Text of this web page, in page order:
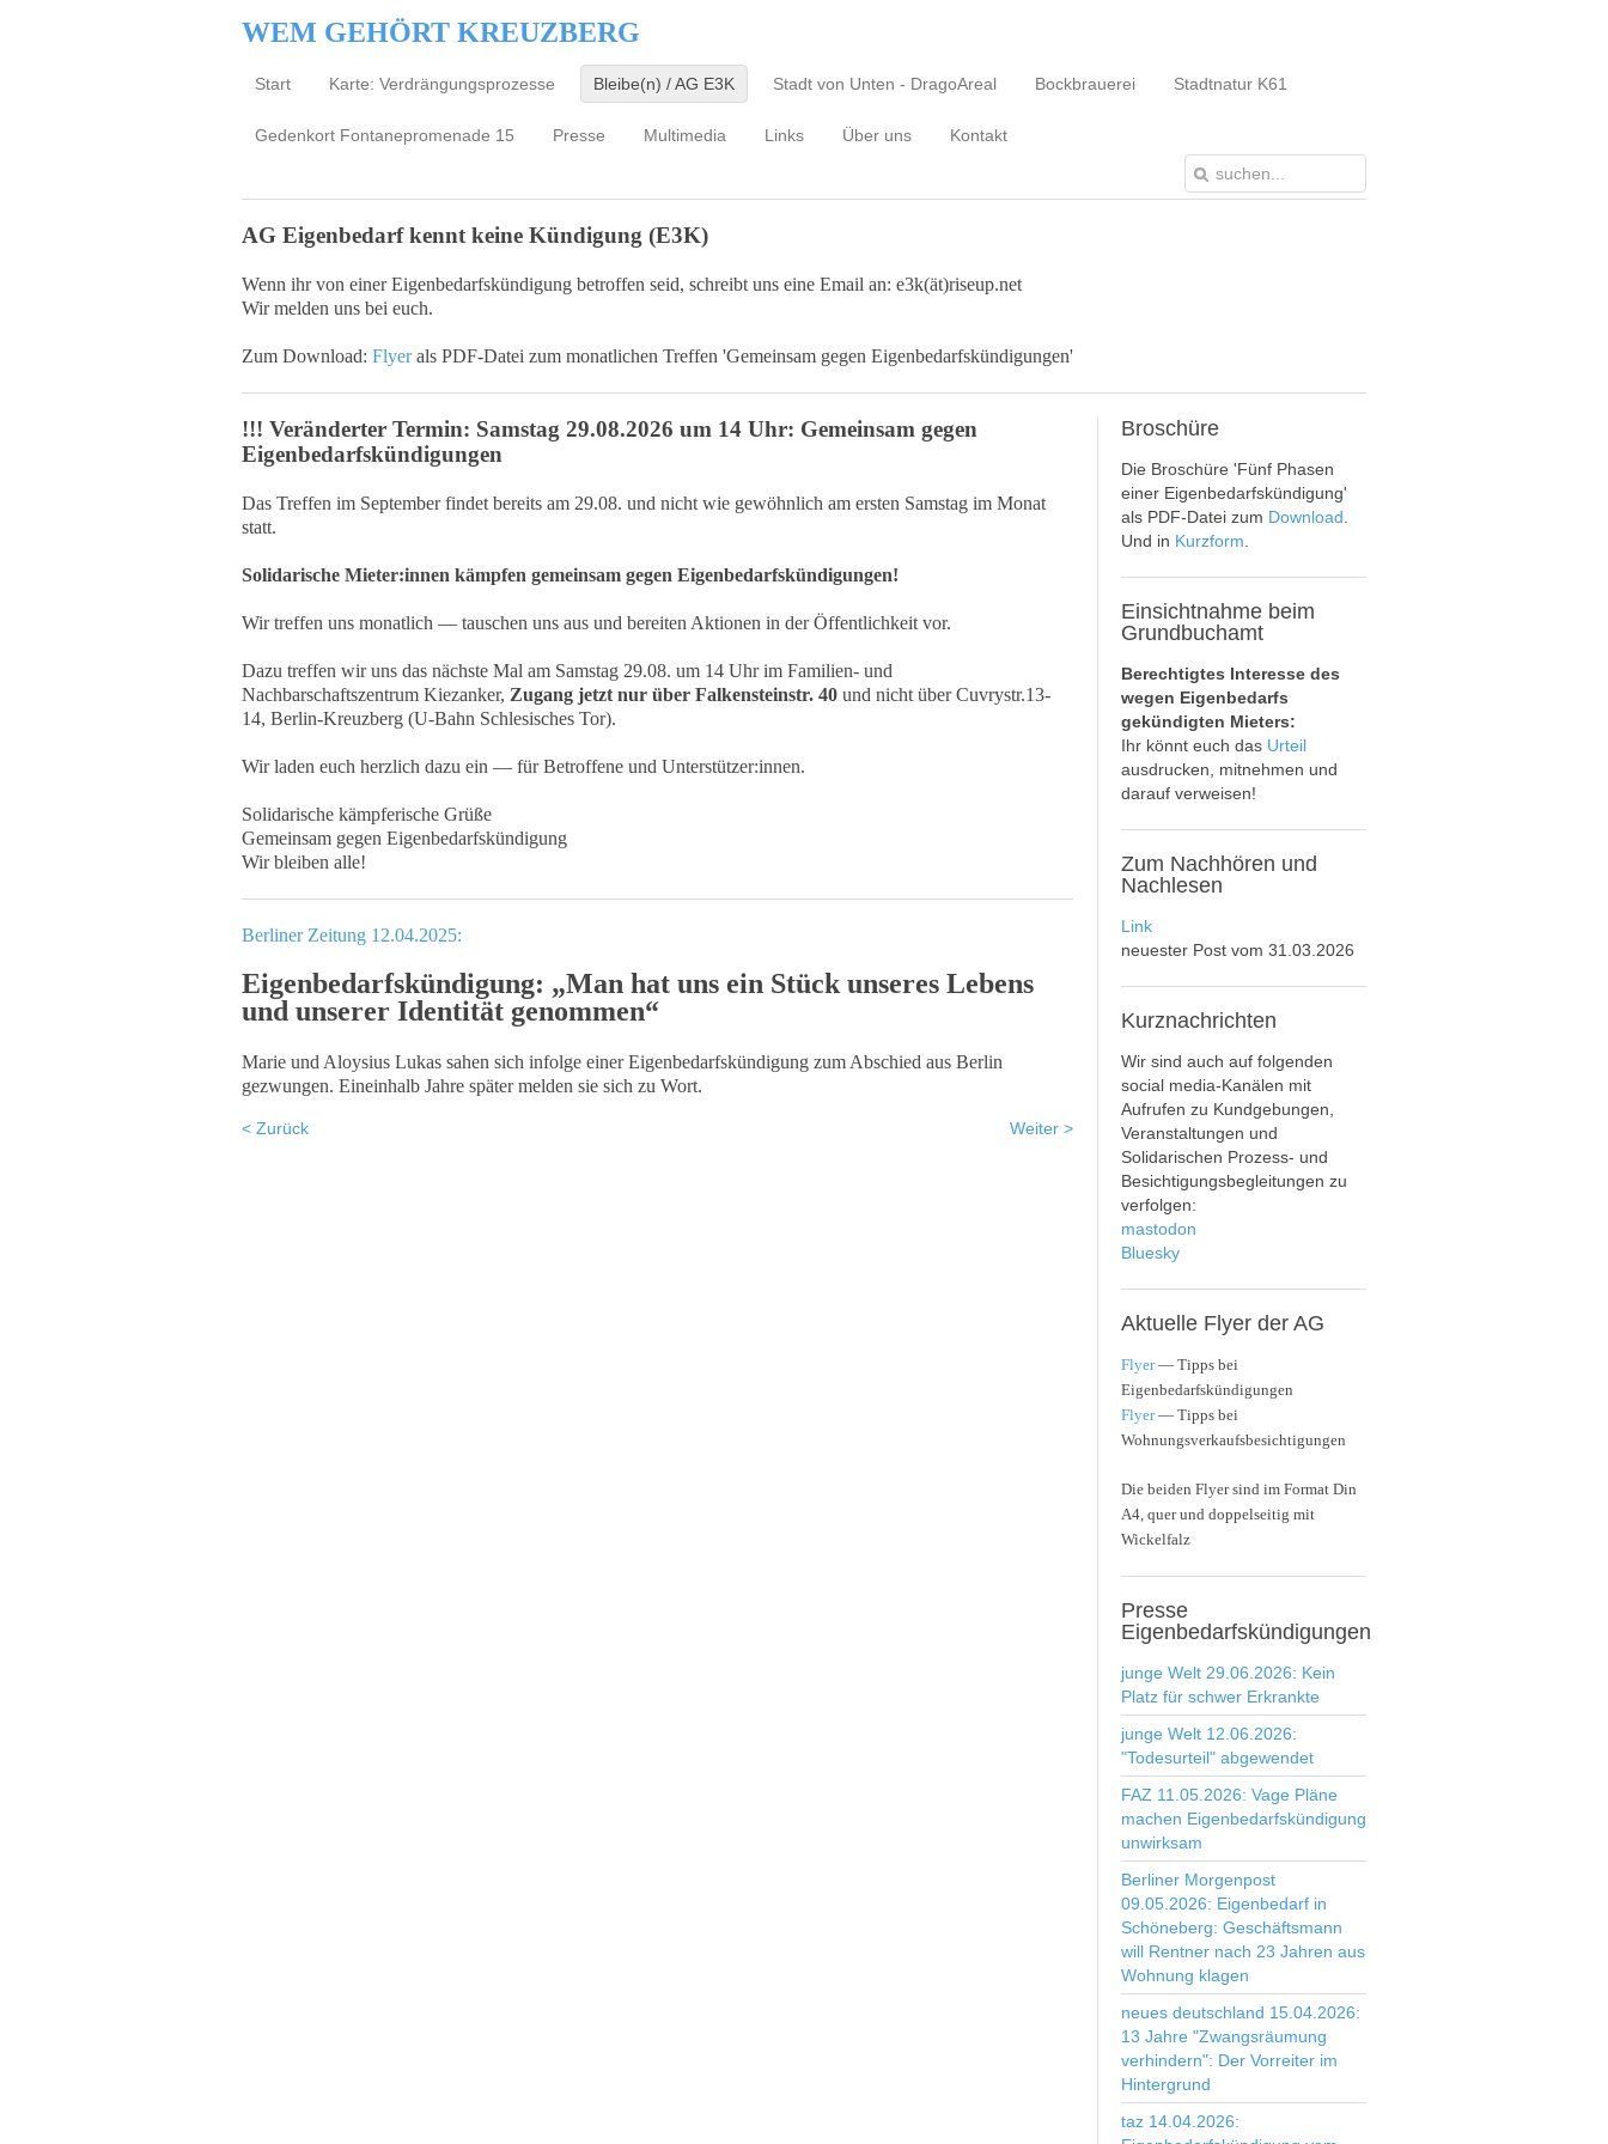
WEM GEHÖRT KREUZBERG
Start Karte: Verdrängungsprozesse Bleibe(n) / AG E3K Stadt von Unten - DragoAreal Bockbrauerei Stadtnatur K61
Gedenkort Fontanepromenade 15 Presse Multimedia Links Über uns Kontakt
AG Eigenbedarf kennt keine Kündigung (E3K)
Wenn ihr von einer Eigenbedarfskündigung betroffen seid, schreibt uns eine Email an: e3k(ät)riseup.net
Wir melden uns bei euch.
Zum Download: Flyerals PDF-Datei zum monatlichen Treffen 'Gemeinsam gegen Eigenbedarfskündigungen'
!!! Veränderter Termin: Samstag 29.08.2026 um 14 Uhr: Gemeinsam gegen
Eigenbedarfskündigungen
Das Treffen im September findet bereits am 29.08. und nicht wie gewöhnlich am ersten Samstag im Monat
statt.
Solidarische Mieter:innen kämpfen gemeinsam gegen Eigenbedarfskündigungen!
Wir treffen uns monatlich — tauschen uns aus und bereiten Aktionen in der Öffentlichkeit vor.
Dazu treffen wir uns das nächste Mal am Samstag 29.08. um 14 Uhr im Familien- und
Nachbarschaftszentrum Kiezanker, Zugang jetzt nur über Falkensteinstr. 40 und nicht über Cuvrystr.13-
14, Berlin-Kreuzberg (U-Bahn Schlesisches Tor).
Wir laden euch herzlich dazu ein — für Betroffene und Unterstützer:innen.
Solidarische kämpferische Grüße
Gemeinsam gegen Eigenbedarfskündigung
Wir bleiben alle!
Berliner Zeitung 12.04.2025:
Eigenbedarfskündigung: „Man hat uns ein Stück unseres Lebens
und unserer Identität genommen“
Marie und Aloysius Lukas sahen sich infolge einer Eigenbedarfskündigung zum Abschied aus Berlin
gezwungen. Eineinhalb Jahre später melden sie sich zu Wort.
< Zurück Weiter >
Broschüre
Die Broschüre 'Fünf Phasen
einer Eigenbedarfskündigung'
als PDF-Datei zum Download
Und in Kurzform
Einsichtnahme beim
Grundbuchamt
Berechtigtes Interesse des
wegen Eigenbedarfs
gekündigten Mieters:
Ihr könnt euch das Urteil
ausdrucken, mitnehmen und
darauf verweisen!
Zum Nachhören und
Nachlesen
Link
neuester Post vom 31.03.2026
Kurznachrichten
Wir sind auch auf folgenden
social media-Kanälen mit
Aufrufen zu Kundgebungen,
Veranstaltungen und
Solidarischen Prozess- und
Besichtigungsbegleitungen zu
verfolgen:
mastodon
Bluesky
Aktuelle Flyer der AG
Flyer— Tipps bei
Eigenbedarfskündigungen
Flyer— Tipps bei
Wohnungsverkaufsbesichtigungen
Die beiden Flyer sind im Format Din
A4, quer und doppelseitig mit
Wickelfalz
Presse
Eigenbedarfskündigungen
junge Welt 29.06.2026: Kein
Platz für schwer Erkrankte
junge Welt 12.06.2026:
"Todesurteil" abgewendet
FAZ 11.05.2026: Vage Pläne
machen Eigenbedarfskündigung
unwirksam
Berliner Morgenpost
09.05.2026: Eigenbedarf in
Schöneberg: Geschäftsmann
will Rentner nach 23 Jahren aus
Wohnung klagen
neues deutschland 15.04.2026:
13 Jahre "Zwangsräumung
verhindern": Der Vorreiter im
Hintergrund
taz 14.04.2026: